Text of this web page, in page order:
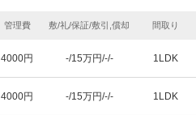
管理費 敷/礼/保証/敷引,償却 間取り
4000円 -/15万円/-/- 1LDK
4000円 -/15万円/-/- 1LDK